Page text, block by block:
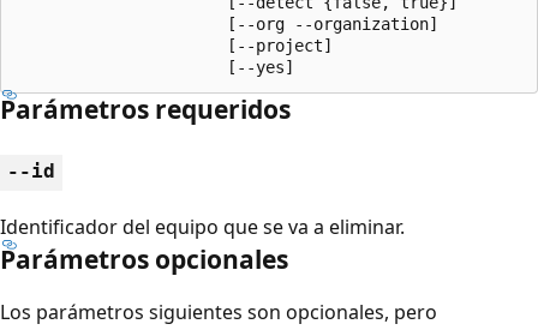
                      [--org --organization]
                      [--project]
                      [--yes]
Parámetros requeridos
--id
Identificador del equipo que se va a eliminar.
Parámetros opcionales
Los parámetros siguientes son opcionales, pero